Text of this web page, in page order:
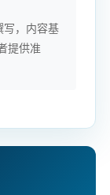
写，内容基
提供准